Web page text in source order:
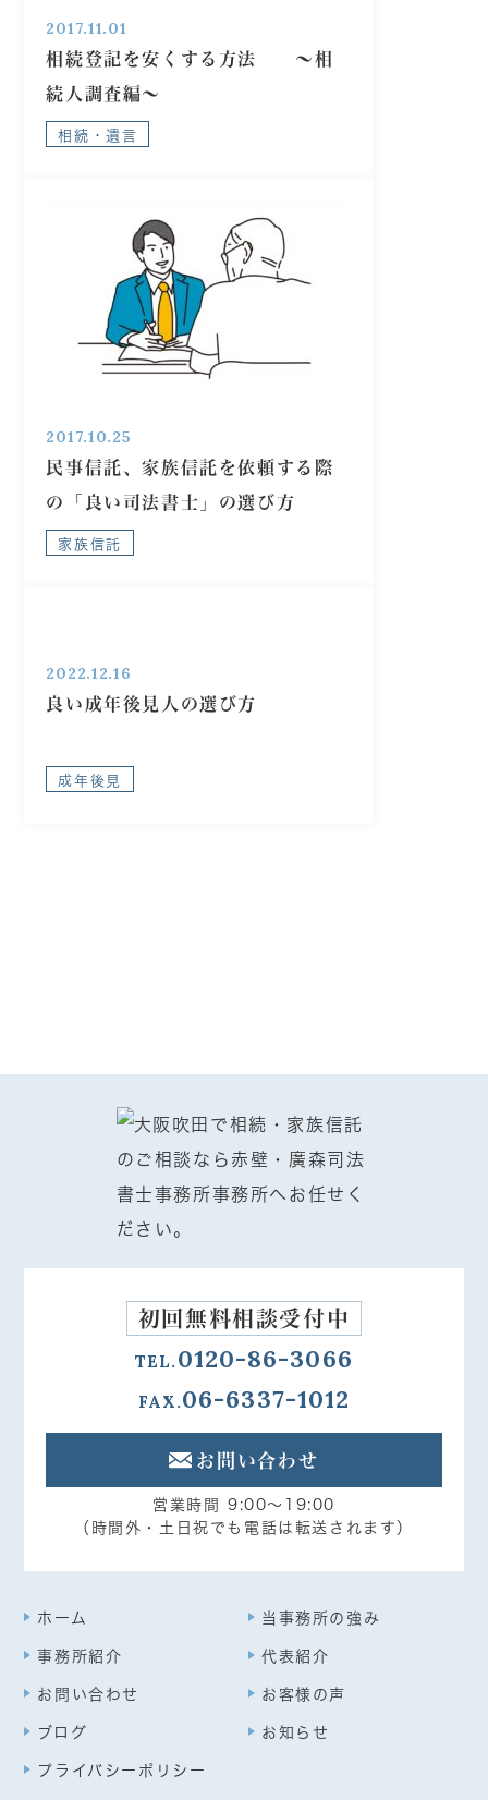
2017.11.01
相続登記を安くする方法 ～相
続人調査編～
相続・遺言
2017.10.25
民事信託、家族信託を依頼する際
の「良い司法書士」の選び方
家族信託
2022.12.16
良い成年後見人の選び方
成年後見
初回無料相談受付中
TEL. 0120-86-3066
FAX.06-6337-1012
お問い合わせ
営業時間 9:00～19:00
（時間外・土日祝でも電話は転送されます）
ホーム 当事務所の強み
事務所紹介 代表紹介
お問い合わせ お客様の声
ブログ お知らせ
プライバシーポリシー